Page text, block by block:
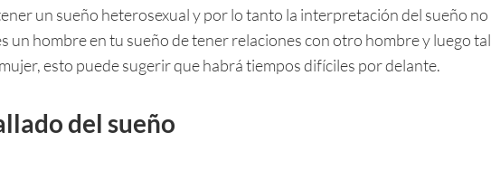
un sueño heterosexual y por lo tanto la interpretación del sueño no
un hombre en tu sueño de tener relaciones con otro hombre y luego tal
esto puede sugerir que habrá tiempos difíciles por delante.
del sueño